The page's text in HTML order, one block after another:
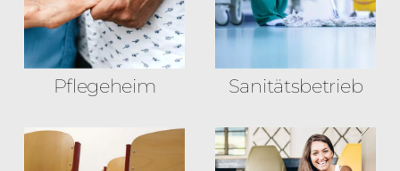
Pflegeheim Sanitäts­betrieb